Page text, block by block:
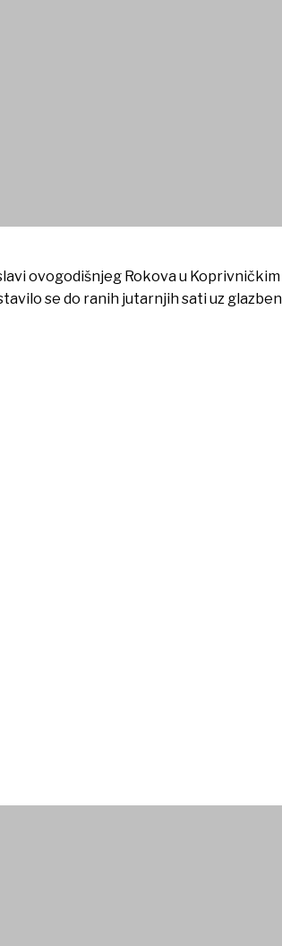
ovogodišnjeg Rokova u Koprivničkim
se do ranih jutarnjih sati uz